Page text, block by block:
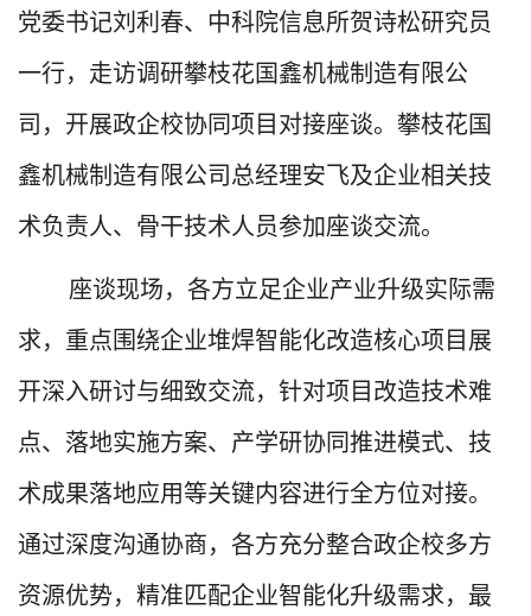
党委书记刘利春、中科院信息所贺诗松研究员
一行，走访调研攀枝花国鑫机械制造有限公
司，开展政企校协同项目对接座谈。攀枝花国
鑫机械制造有限公司总经理安飞及企业相关技
术负责人、骨干技术人员参加座谈交流。
座谈现场，各方立足企业产业升级实际需
求，重点围绕企业堆焊智能化改造核心项目展
开深入研讨与细致交流，针对项目改造技术难
点、落地实施方案、产学研协同推进模式、技
术成果落地应用等关键内容进行全方位对接。
通过深度沟通协商，各方充分整合政企校多方
资源优势，精准匹配企业智能化升级需求，最